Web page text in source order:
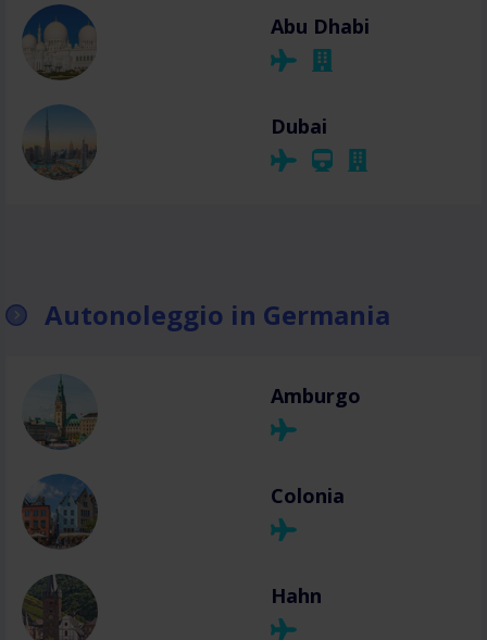
Abu Dhabi
Dubai
Autonoleggio in Germania
Amburgo
Colonia
Hahn